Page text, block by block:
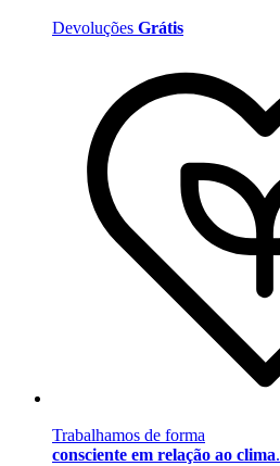
Devoluções Grátis
Trabalhamos de forma
consciente em relação ao clima.